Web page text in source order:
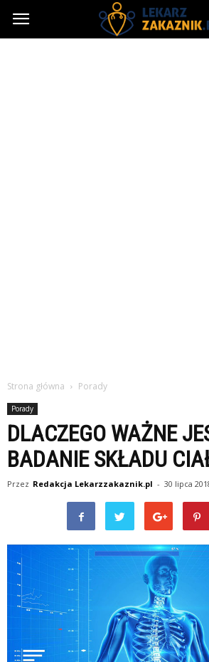
Lekarzzakaznik.pl
Strona główna Porady
Porady
DLACZEGO WAŻNE
BADANIE SKŁADU
Przez Redakcja Lekarzzakaznik.pl - 30 lipca